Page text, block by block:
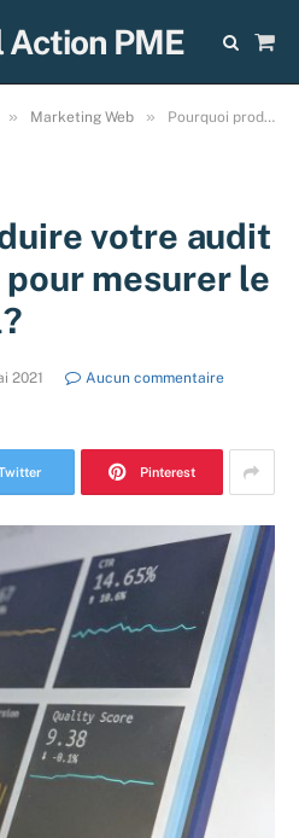
Cart
» Marketing Web » Pourquoi produire votre audit de mots-clés pour mesurer le ROI potentiel?
votre audit
mesurer le
2021
Aucun commentaire
Pinterest